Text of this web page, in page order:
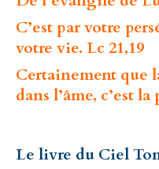
C’est par votre
votre vie. Lc 21,19
Certainement que
dans l’âme, c’est
Le livre du Ciel